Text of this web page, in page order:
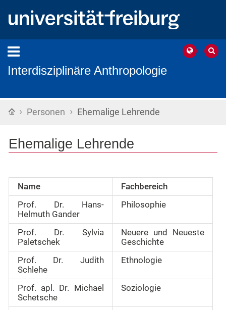
Interdisziplinäre Anthropologie
Startseite
› Personen › Ehemalige Lehrende
Ehemalige Lehrende
Name
Fachbereich
Prof. Dr. Hans-
Helmuth Gander
Philosophie
Prof. Dr. Sylvia
Paletschek
Neuere und Neueste
Geschichte
Prof. Dr. Judith
Schlehe
Ethnologie
Prof. apl. Dr. Michael
Schetsche
Soziologie